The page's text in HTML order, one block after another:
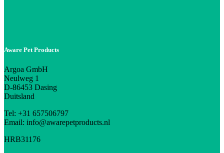
Aware Pet Products
Argoa GmbH
Neulweg 1
D-86453 Dasing
Duitsland
Tel: +31 657506797
Email: info@awarepetproducts.nl
HRB31176